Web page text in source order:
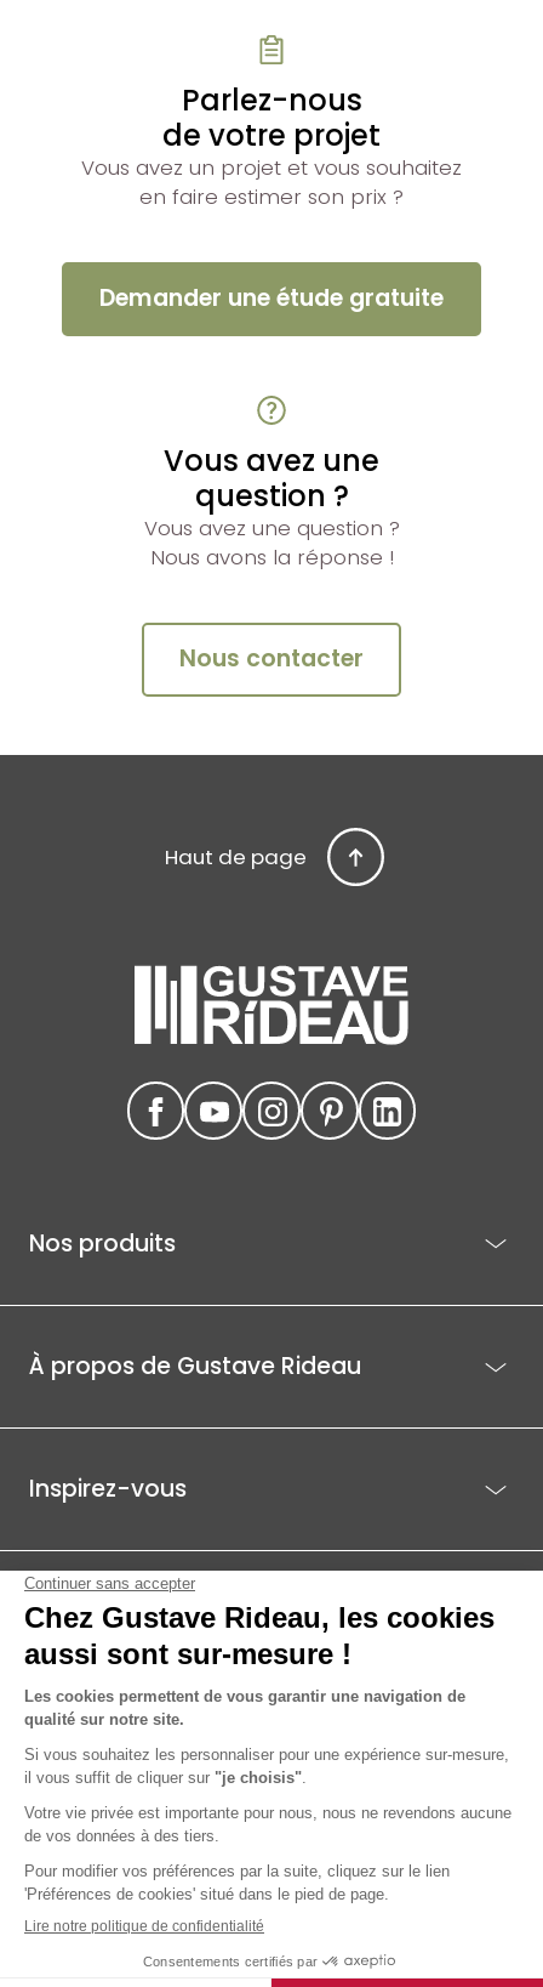
Parlez-nous
de votre projet
Vous avez un projet et vous souhaitez
en faire estimer son prix ?
Demander une étude gratuite
Vous avez une
question ?
Vous avez une question ?
Nous avons la réponse !
Nous contacter
Haut de page
Nos produits
À propos de Gustave Rideau
Inspirez-vous
Je suis déjà client
Gustave Rideau pour les pros
© 2026 Gustave Rideau
Mentions légales
ACTI EST - PARC ÉCO 85.1, ROUTE DE BEAUTOUR - 85036 LA ROCHE-
SUR-YON CEDEX